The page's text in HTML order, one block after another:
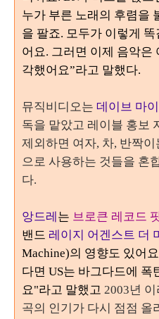
누가 부른 노래의 후렴을
을 팔죠. 모두가 이렇게
어요. 그러면 이제 음악은
각했어요”라고 말했다.
뮤직비디오는 데이브 마
독을 맡았고 레이블 홍보
제외하면 여자, 차, 반짝
으로 사용하는 것들을 혼
다.
앙드레 는 브로큰 레코드
밴드 레이지 어겐스트 더
Machine)의 영향도 있어
다면 US는 바그다드에 폭
요"라고 말했고 2003년
곡의 인기가 다시 점점 올